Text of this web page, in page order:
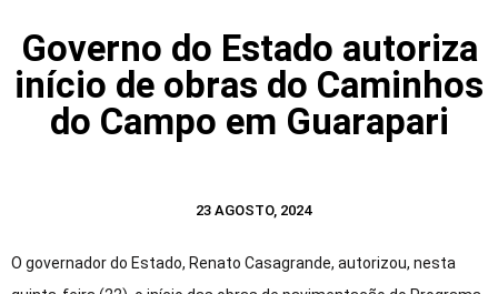
Governo do Estado autoriza
início de obras do Caminhos
do Campo em Guarapari
23 AGOSTO, 2024
O governador do Estado, Renato Casagrande, autorizou, nesta